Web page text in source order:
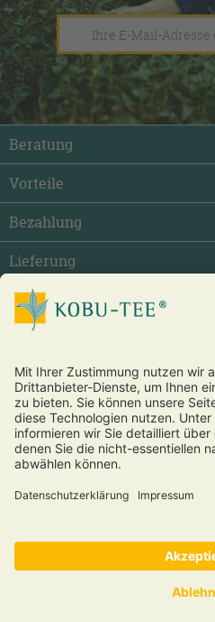
Beratung
Vorteile
Bezahlung
Lieferung
facebook
Vertrag
* Alle Preise inkl. gesetzl.
und ggf. Nachnahmegebühren,
®und